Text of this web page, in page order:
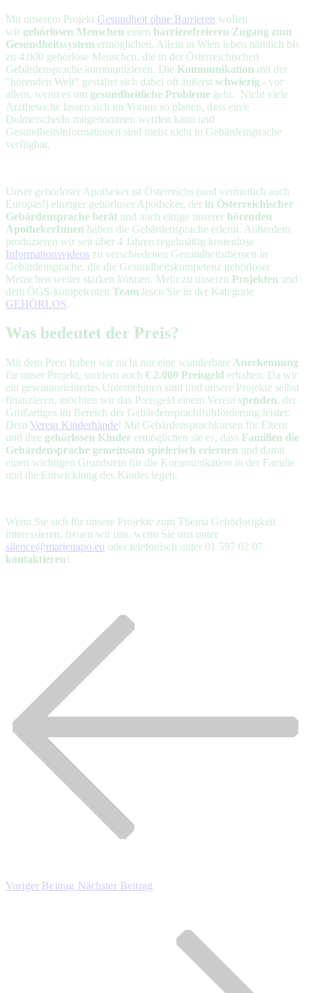
Mit unserem Projekt Gesundheit ohne Barrieren wollen
wir gehörlosen Menschen einen barrierefreieren Zugang zum
Gesundheitssystem ermöglichen. Allein in Wien leben nämlich bis
zu 4.000 gehörlose Menschen, die in der Österreichischen
Gebärdensprache kommunizieren. Die Kommunikation mit der
"hörenden Welt" gestaltet sich dabei oft äußerst schwierig - vor
allem, wenn es um gesundheitliche Probleme geht. Nicht viele
Arztbesuche lassen sich im Voraus so planen, dass ein/e
DolmetscherIn mitgenommen werden kann und
Gesundheitsinformationen sind meist nicht in Gebärdensprache
verfügbar.
Unser gehörloser Apotheker ist Österreichs (und vermutlich auch
Europas!) einziger gehörloser Apotheker, der in Österreichischer
Gebärdensprache berät und auch einige unserer hörenden
ApothekerInnen haben die Gebärdensprache erlernt. Außerdem
produzieren wir seit über 4 Jahren regelmäßig kostenlose
Informationsvideos zu verschiedenen Gesundheitsthemen in
Gebärdensprache, die die Gesundheitskompetenz gehörloser
Menschen weiter stärken können. Mehr zu unseren Projekten und
dem ÖGS-kompetenten Team lesen Sie in der Kategorie
GEHÖRLOS.
Was bedeutet der Preis?
Mit dem Preis haben wir nicht nur eine wunderbare Anerkennung
für unser Projekt, sondern auch € 2.000 Preisgeld erhalten. Da wir
ein gewinnorientertes Unternehmen sind und unsere Projekte selbst
finanzieren, möchten wir das Preisgeld einem Verein spenden, der
Großartiges im Bereich der Gebärdensprachfrühförderung leistet:
Dem Verein Kinderhände! Mit Gebärdensprachkursen für Eltern
und ihre gehörlosen Kinder ermöglichen sie es, dass Familien die
Gebärdensprache gemeinsam spielerisch erlernen und damit
einen wichtigen Grundstein für die Kommunikation in der Familie
und die Entwicklung des Kindes legen.
Wenn Sie sich für unsere Projekte zum Thema Gehörlosigkeit
interessieren, freuen wir uns, wenn Sie uns unter
silence@marienapo.eu oder telefonisch unter 01 597 02 07
kontaktieren!
Voriger Beitrag Nächster Beitrag